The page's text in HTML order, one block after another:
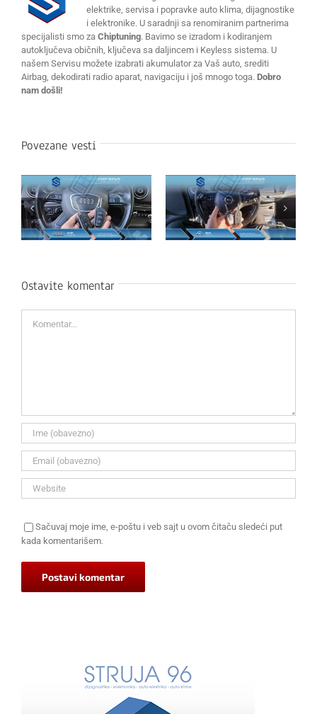
elektrike, servisa i popravke auto klima, dijagnostike
i elektronike. U saradnji sa renomiranim partnerima
specijalisti smo za Chiptuning. Bavimo se izradom i kodiranjem
autoključeva običnih, ključeva sa daljincem i Keyless sistema. U
našem Servisu možete izabrati akumulator za Vaš auto, srediti
Airbag, dekodirati radio aparat, navigaciju i još mnogo toga. Dobro
nam došli!
Povezane vesti
Ostavite komentar
Sačuvaj moje ime, e-poštu i veb sajt u ovom čitaču sledeći put
kada komentarišem.